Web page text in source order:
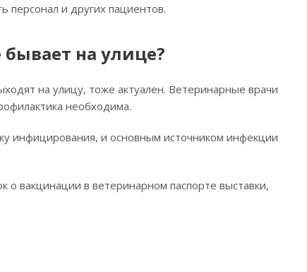
персонал и других пациентов.
на улице?
на улицу, тоже актуален. Ветеринарные врачи
необходима.
инфицирования, и основным источником инфекции
о вакцинации в ветеринарном паспорте выставки,